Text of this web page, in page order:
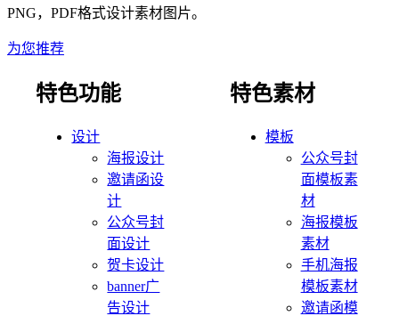
PNG，PDF格式设计素材图片。
为您推荐
特色功能
设计
海报设计
邀请函设
计
公众号封
面设计
贺卡设计
banner广
告设计
特色素材
模板
公众号封
面模板素
材
海报模板
素材
手机海报
模板素材
邀请函模